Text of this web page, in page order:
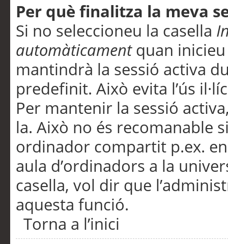
Per què finalitza la meva
Si no seleccioneu la casella
automàticamentquan inicieu
mantindrà la sessió activa
predefinit. Això evita l’ús
Per mantenir la sessió
la. Això no és recomanable
ordinador compartit p.ex.
aula d’ordinadors a la
casella, vol dir que
aquesta funció.
Torna a l’inici